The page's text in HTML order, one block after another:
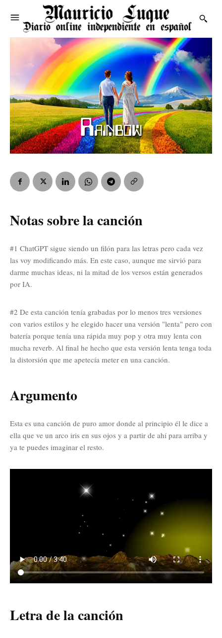
Notas sobre la canción
#1 ChatGPT sigue siendo un filón para las letras pero cada vez
las voy modificando más. En este caso, aunque me sirvió para
darme muchas ideas, ni la mitad de los versos están generados
por IA.
#2 De esta canción tenía grabadas por lo menos tres versiones
con varios estilos y he elegido hacer una versión "lenta" pero con
batería porque tenía una rápida muy pop y otra muy lenta con
mucha reverb. Al final he hecho que esta versión lenta tenga toda
la distorsión que me apetecía meter en una canción.
Argumento
Esta es una canción de puro amor donde al principio él le dice a
ella que ve un arco iris en sus ojos y a partir de ahí para arriba y
ya te puedes imaginar el resto.
Letra de la canción